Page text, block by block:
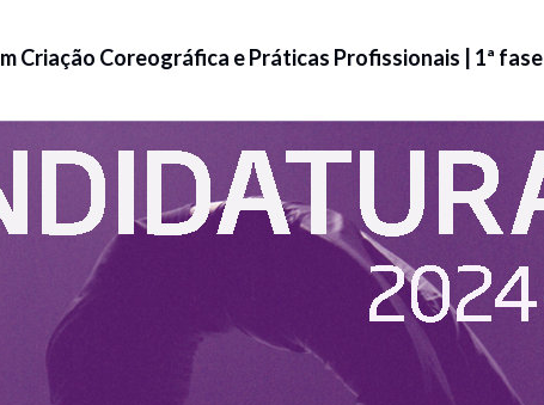
Criação Coreográfica e Práticas Profissionais | 1ª fase